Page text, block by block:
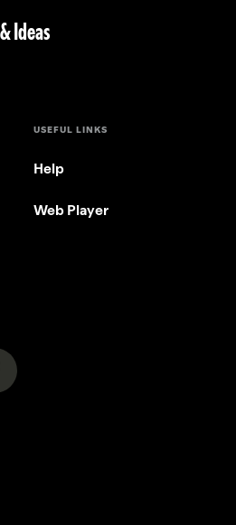
Ideas
USEFUL LINKS
Help
Web Player
a new tab)
(opens in a new tab)
In A New Tab)